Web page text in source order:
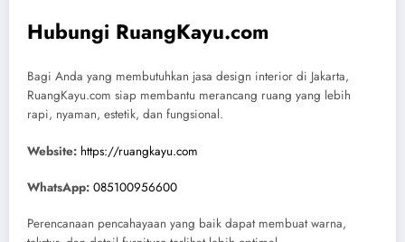
Hubungi RuangKayu.com
Bagi Anda yang membutuhkan jasa design interior di Jakarta,
RuangKayu.com siap membantu merancang ruang yang lebih
rapi, nyaman, estetik, dan fungsional.
Website: https://ruangkayu.com
WhatsApp: 085100956600
Perencanaan pencahayaan yang baik dapat membuat warna,